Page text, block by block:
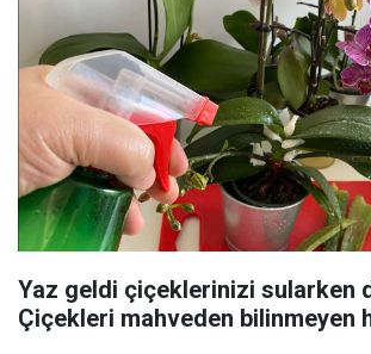
Yaz geldi çiçeklerinizi sularken
Çiçekleri mahveden bilinmeyen